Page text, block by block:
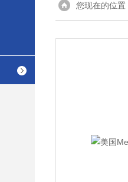
您现在的位置